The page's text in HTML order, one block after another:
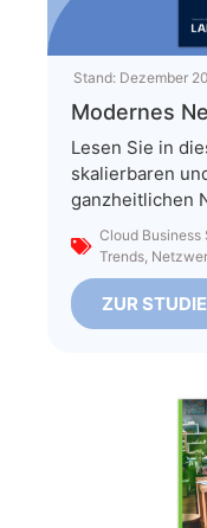
Stand: Dezember
Modernes
Lesen Sie in
skalierbaren
ganzheitlichen
Cloud Business
Trends
ZUR STUDIE